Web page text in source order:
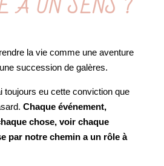
la vie comme une aventure
succession de galères.
toujours eu cette conviction que
Chaque événement,
chose, voir chaque
par notre chemin a un rôle à